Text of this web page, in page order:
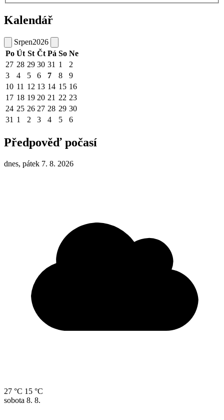
Kalendář
Srpen2026
Po Út St Čt Pá So Ne
27 28 29 30 31 1
2
3
4 5 6 7 8
9
10 11 12 13 14 15 16
17 18 19 20 21 22 23
24 25 26 27 28 29 30
31 1 2 3 4 5 6
Předpověď počasí
dnes, pátek 7. 8. 2026
27 °C 15 °C
sobota 8. 8.